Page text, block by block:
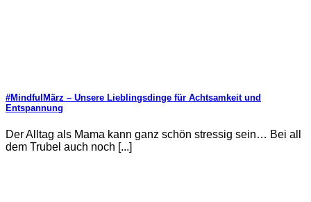
#MindfulMärz – Unsere Lieblingsdinge für Achtsamkeit und
Entspannung
Der Alltag als Mama kann ganz schön stressig sein… Bei all
dem Trubel auch noch [...]